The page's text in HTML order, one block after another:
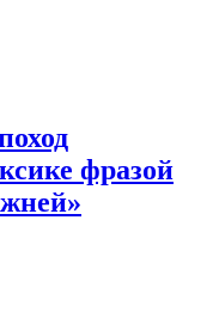
фразой